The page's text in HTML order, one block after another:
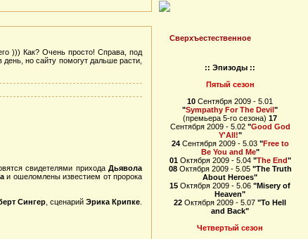
))) Как? Очень просто! Справа, под
но сайту помогут дальше расти,
свидетелями приходаДьявола
и ошеломлены известием от пророка
Сингер , сценарий Эрика Крипке
Сверхъестественное
:: Эпизоды ::
Пятый сезон
10 Сентября 2009 - 5.01
"Sympathy For The Devil"
(премьера 5-го сезона) 17
Сентября 2009 - 5.02 "Good God
Y'All!"
24Сентября 2009 - 5.03 "Free to
Be You and Me"
01Октября 2009 - 5.04 "The End"
08Октября 2009 - 5.05 "The Truth
About Heroes"
15 Октября 2009 - 5.06 "Misery of
Heaven"
22 Октября 2009 - 5.07 "To Hell
and Back"
Четвертый сезон